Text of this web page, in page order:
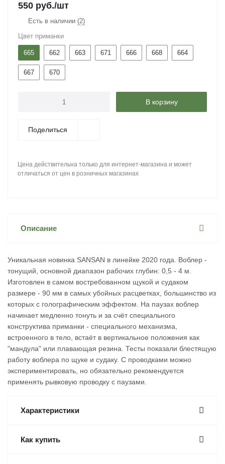
550 руб./шт
Есть в наличии (2)
Цвет приманки
665 662 663 671 666 668 664
667 670
В корзину
Поделиться
Цена действительна только для интернет-магазина и может
отличаться от цен в розничных магазинах
Описание
Уникальная новинка SANSAN в линейке 2020 года. Воблер -
тонущий, основной диапазон рабочих глубин: 0,5 - 4 м.
Изготовлен в самом востребованном щукой и судаком
размере - 90 мм в самых убойных расцветках, большинство из
которых с голографическим эффектом. На паузах воблер
начинает медленно тонуть и за счёт специального
конструктива приманки - специального механизма,
встроенного в тело, встаёт в вертикальное положения как
"мандула" или плавающая резина. Тесты показали блестящую
работу воблера по щуке и судаку. С проводками можно
экспериментировать, но обязательно рекомендуется
применять рывковую проводку с паузами.
Характеристики
Как купить